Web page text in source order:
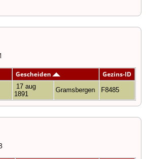
Gescheiden Gezins-ID
17 aug
1891
Gramsbergen F8485